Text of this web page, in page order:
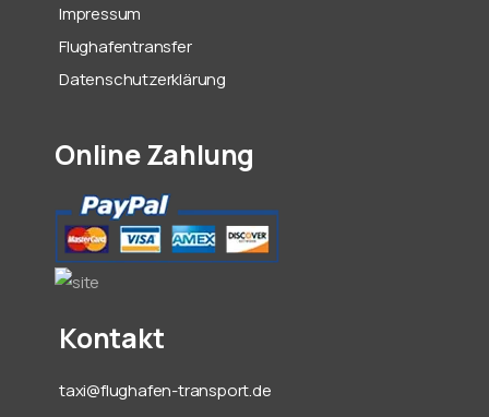
Impressum
Flughafentransfer
Datenschutzerklärung
Online Zahlung
Kontakt
taxi@flughafen-transport.de